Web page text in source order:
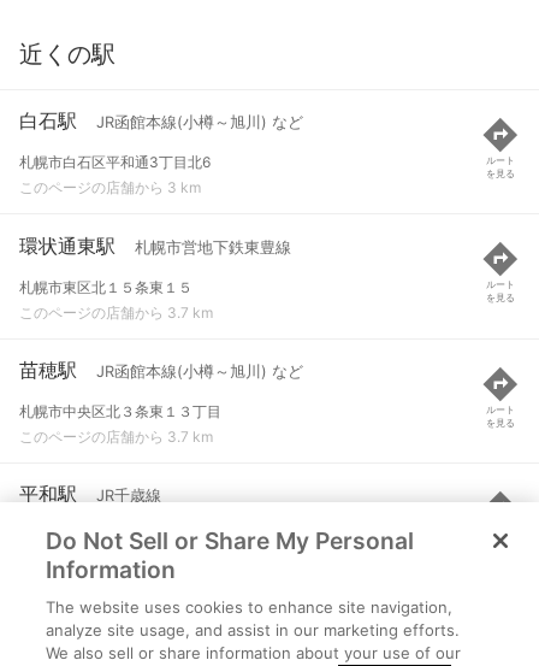
近くの駅
白石駅 JR函館本線(小樽～旭川) など
札幌市白石区平和通3丁目北6
このページの店舗から 3 km
ルート
を見る
環状通東駅 札幌市営地下鉄東豊線
札幌市東区北１５条東１５
このページの店舗から 3.7 km
ルート
を見る
苗穂駅 JR函館本線(小樽～旭川) など
札幌市中央区北３条東１３丁目
このページの店舗から 3.7 km
ルート
を見る
平和駅 JR千歳線
札幌市白石区平和通１６丁目北
このページの店舗から 4.1 km
ルート
を見る
元町駅 札幌市営地下鉄東豊線
札幌市東区北２４条東１５
Do Not Sell or Share My Personal
Information
The website uses cookies to enhance site navigation,
analyze site usage, and assist in our marketing efforts.
We also sell or share information about your use of our